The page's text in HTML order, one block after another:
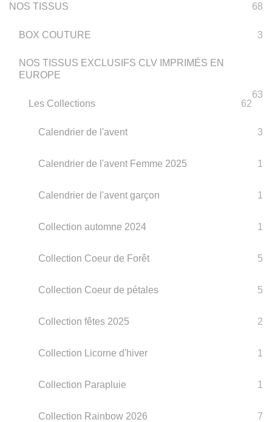
NOS TISSUS 68
BOX COUTURE 3
NOS TISSUS EXCLUSIFS CLV IMPRIMÉS EN
EUROPE
63
Les Collections
62
Calendrier de l'avent 3
Calendrier de l'avent Femme 2025 1
Calendrier de l'avent garçon 1
Collection automne 2024 1
Collection Coeur de Forêt 5
Collection Coeur de pétales 5
Collection fêtes 2025 2
Collection Licorne d'hiver 1
Collection Parapluie 1
Collection Rainbow 2026 7